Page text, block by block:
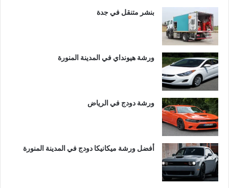
بنشر متنقل في جدة
ورشة هيونداي في المدينة المنورة
ورشة دودج في الرياض
أفضل ورشة ميكانيكا دودج في المدينة المنورة